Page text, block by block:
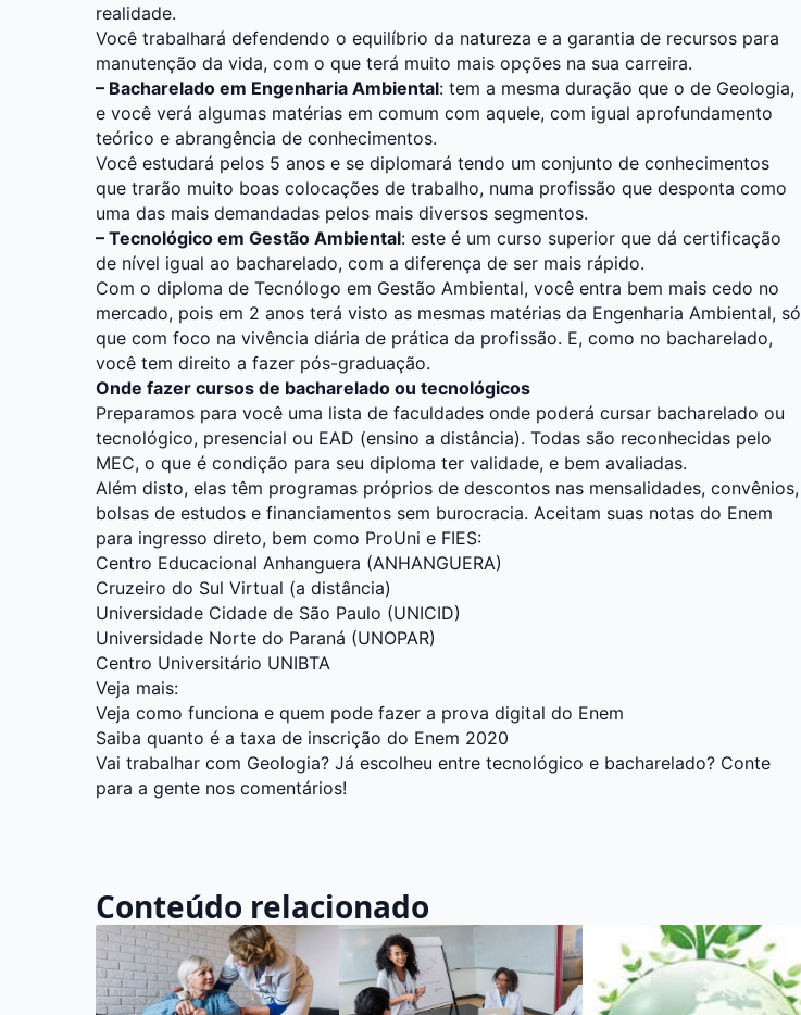
realidade.
Você trabalhará defendendo o equilíbrio da natureza e a garantia de recursos para
manutenção da vida, com o que terá muito mais opções na sua carreira.
– Bacharelado em Engenharia Ambiental: tem a mesma duração que o de Geologia,
e você verá algumas matérias em comum com aquele, com igual aprofundamento
teórico e abrangência de conhecimentos.
Você estudará pelos 5 anos e se diplomará tendo um conjunto de conhecimentos
que trarão muito boas colocações de trabalho, numa profissão que desponta como
uma das mais demandadas pelos mais diversos segmentos.
– Tecnológico em Gestão Ambiental: este é um curso superior que dá certificação
de nível igual ao bacharelado, com a diferença de ser mais rápido.
Com o diploma de Tecnólogo em Gestão Ambiental, você entra bem mais cedo no
mercado, pois em 2 anos terá visto as mesmas matérias da Engenharia Ambiental, só
que com foco na vivência diária de prática da profissão. E, como no bacharelado,
você tem direito a fazer pós-graduação.
Onde fazer cursos de bacharelado ou tecnológicos
Preparamos para você uma lista de faculdades onde poderá cursar bacharelado ou
tecnológico, presencial ou EAD (ensino a distância). Todas são reconhecidas pelo
MEC, o que é condição para seu diploma ter validade, e bem avaliadas.
Além disto, elas têm programas próprios de descontos nas mensalidades, convênios,
bolsas de estudos e financiamentos sem burocracia. Aceitam suas notas do Enem
para ingresso direto, bem como ProUni e FIES:
Centro Educacional Anhanguera (ANHANGUERA)
Cruzeiro do Sul Virtual (a distância)
Universidade Cidade de São Paulo (UNICID)
Universidade Norte do Paraná (UNOPAR)
Centro Universitário UNIBTA
Veja mais:
Veja como funciona e quem pode fazer a prova digital do Enem
Saiba quanto é a taxa de inscrição do Enem 2020
Vai trabalhar com Geologia? Já escolheu entre tecnológico e bacharelado? Conte
para a gente nos comentários!
Conteúdo relacionado